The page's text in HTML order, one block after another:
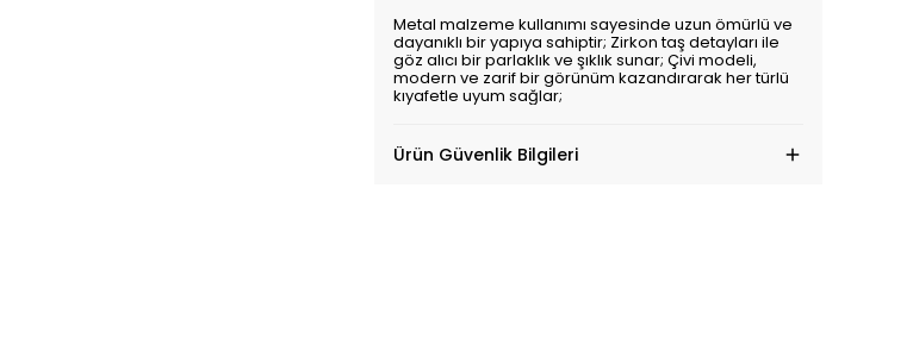
Metal malzeme kullanımı sayesinde uzun ömürlü ve
dayanıklı bir yapıya sahiptir; Zirkon taş detayları ile
göz alıcı bir parlaklık ve şıklık sunar; Çivi modeli,
modern ve zarif bir görünüm kazandırarak her türlü
kıyafetle uyum sağlar;
Ürün Güvenlik Bilgileri